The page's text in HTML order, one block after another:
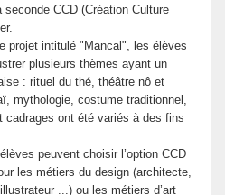
CCD (Création Culture
projet intitulé "Mancal", les élèves
plusieurs thèmes ayant un
: rituel du thé, théâtre nô et
mythologie, costume traditionnel,
ont été variés à des fins
peuvent choisir l’option CCD
les métiers du design (architecte,
...) ou les métiers d’art